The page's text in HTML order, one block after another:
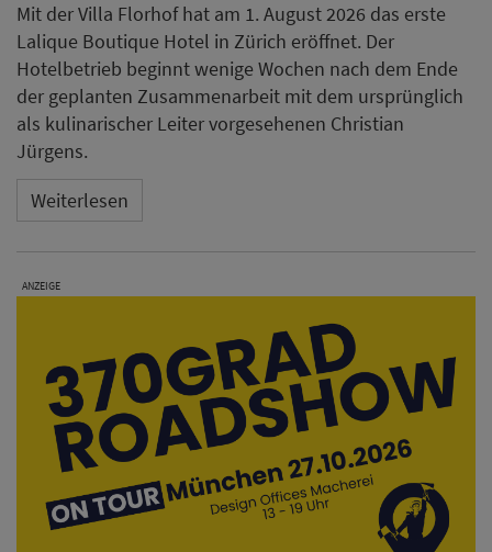
Mit der Villa Florhof hat am 1. August 2026 das erste
Lalique Boutique Hotel in Zürich eröffnet. Der
Hotelbetrieb beginnt wenige Wochen nach dem Ende
der geplanten Zusammenarbeit mit dem ursprünglich
als kulinarischer Leiter vorgesehenen Christian
Jürgens.
Weiterlesen
ANZEIGE